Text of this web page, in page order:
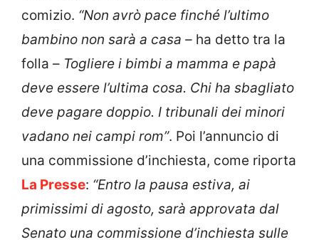
comizio. “Non avrò pace finché l’ultimo
bambino non sarà a casa – ha detto tra la
folla – Togliere i bimbi a mamma e papà
deve essere l’ultima cosa. Chi ha sbagliato
deve pagare doppio. I tribunali dei minori
vadano nei campi rom”. Poi l’annuncio di
una commissione d’inchiesta, come riporta
La Presse: “Entro la pausa estiva, ai
primissimi di agosto, sarà approvata dal
Senato una commissione d’inchiesta sulle